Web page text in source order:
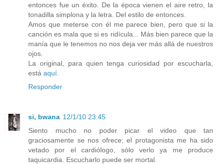
entonces fue un éxito. De la época vienen el aire retro, la
tonadilla simplona y la letra. Del estilo de entonces.
Amos que meterse con él me parece bien, pero que si la
canción es mala que si es ridícula... Más bien parece que la
manía que le tenemos no nos deja ver más allá de nuestros
ojos.
La original, para quien tenga curiosidad por escucharla,
está aquí
Responder
si, bwana 12/1/10 23:45
Siento mucho no poder picar el video que tan
graciosamente se nos ofrece; el protagonista me ha sido
vetado por el cardiólogo, sólo verlo ya me produce
taquicardia. Escucharlo puede ser mortal.